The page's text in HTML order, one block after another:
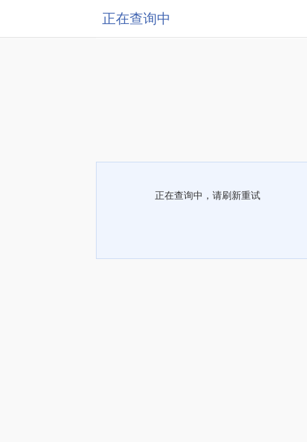
正在查询中
正在查询中，请刷新重试